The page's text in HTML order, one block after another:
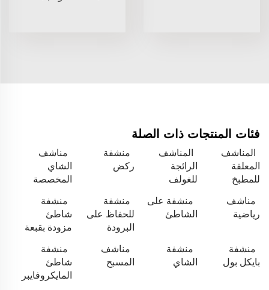
فئات المنتجات ذات الصلة
المناشف
المعلقة
للمطبخ
المناشف
الرائجة
للغولف
منشفة
ركض
مناشف
الشاي
المخصصة
مناشف
رياضية
منشفة على
الشاطئ
منشفة
للحفاظ على
البرودة
منشفة
شاطئ
مزودة بقبعة
منشفة
بايكل بول
منشفة
الشاي
مناشف
المسبح
منشفة
شاطئ
المايكروفايبر